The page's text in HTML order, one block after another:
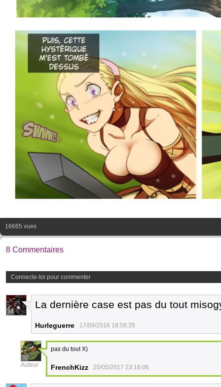
16665 vues
8 Commentaires
Connecte-toi pour commenter
34
La dernière case est pas du tout
Hurleguerre 17/09/2016 18:56:35
32
Auteur
pas du tout X)
FrenchKizz 20/05/2017 23:16:06